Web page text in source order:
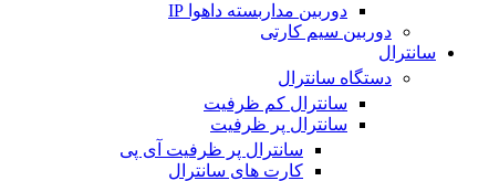
دوربین مداربسته داهوا IP
دوربین سیم کارتی
سانترال
دستگاه سانترال
سانترال کم ظرفیت
سانترال پر ظرفیت
سانترال پر ظرفیت آی پی
کارت های سانترال